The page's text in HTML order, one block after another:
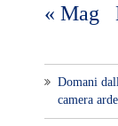
« Mag
Domani
camera